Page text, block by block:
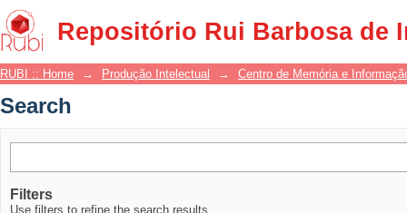
Repositório Rui Barbosa de
Search
RUBI :: Home → Produção Intelectual → Centro de Memória e
Search
Filters
Use filters to refine the search results.